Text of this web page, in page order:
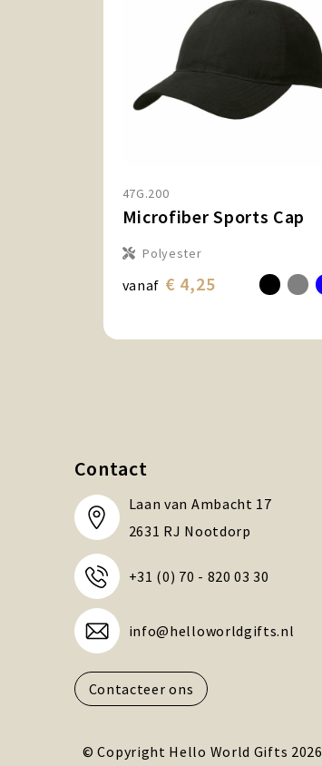
47G.200
Microfiber Sports Cap
Polyester
vanaf € 4,25
Contact
Laan van Ambacht 17
2631 RJ Nootdorp
+31 (0) 70 - 820 03 30
info@helloworldgifts.nl
Contacteer ons
© Copyright Hello World Gifts 2026